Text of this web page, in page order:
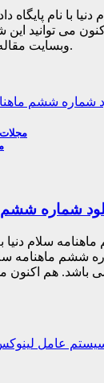
می توانید این
وبسایت مقاله آی تی دریافت نمایید.
شماره ششم
ماهنامه سلام
هم اکنون می